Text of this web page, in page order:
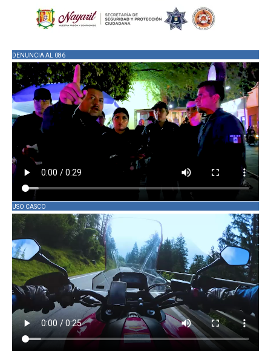
DENUNCIA AL 086
USO CASCO